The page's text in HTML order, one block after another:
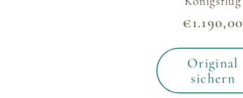
Normaler
€1.190,00
Original
sichern